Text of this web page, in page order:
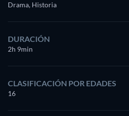
Drama, Historia
DURACIÓN
2h 9min
CLASIFICACIÓN POR EDADES
16